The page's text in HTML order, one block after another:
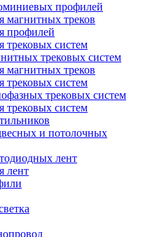
профилей
магнитных треков
профилей
систем
трековых систем
магнитных треков
систем
трековых систем
систем
и потолочных
лент
лент